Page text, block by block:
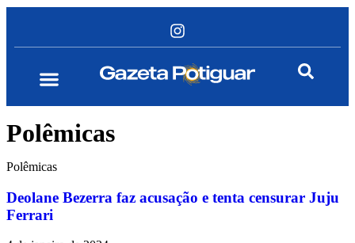
Polêmicas
Polêmicas
Deolane Bezerra faz acusação e tenta censurar Juju
Ferrari